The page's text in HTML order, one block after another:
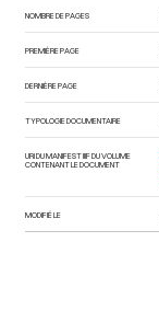
NOMBRE DE PAGES
PREMIÈRE PAGE
DERNIÈRE PAGE
TYPOLOGIE DOCUMENTAIRE
URI DU MANIFEST IIIF DU VOLUME
CONTENANT LE DOCUMENT
MODIFIÉ LE